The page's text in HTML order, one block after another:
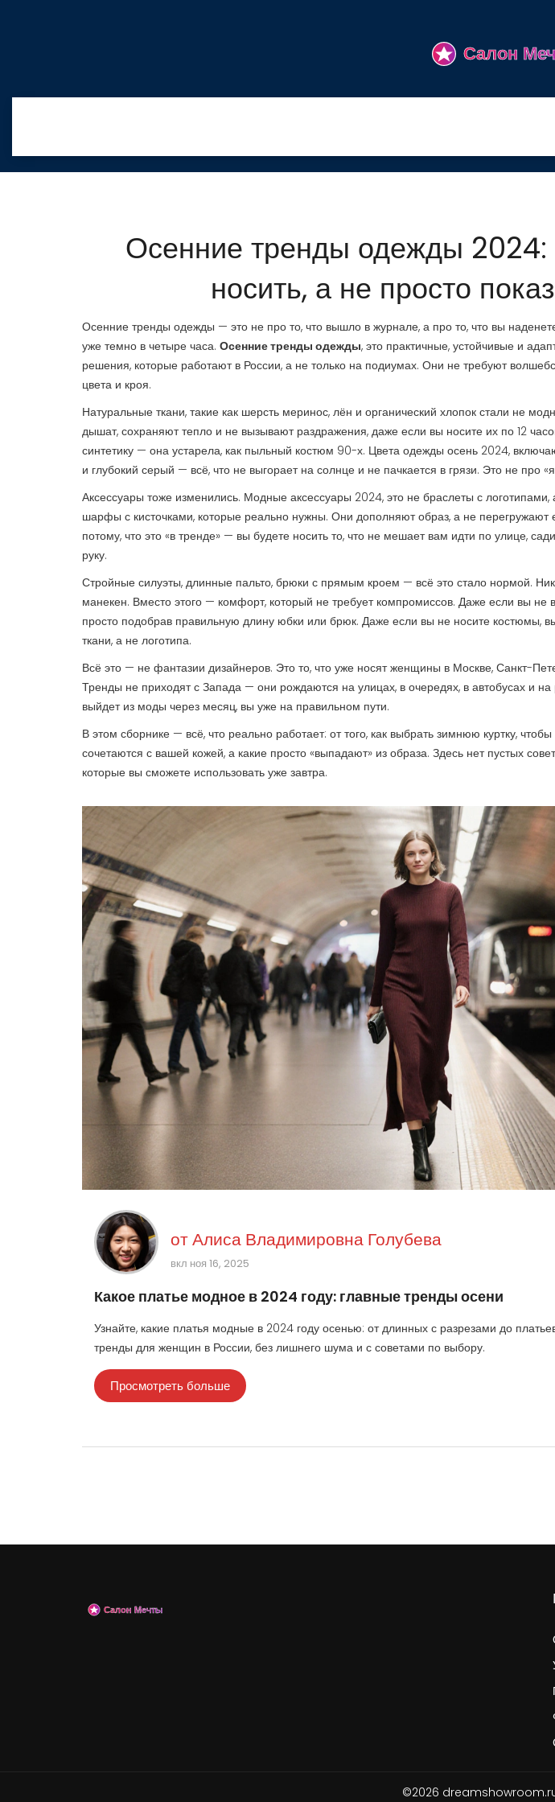
Осенние тренды одежды 2024:
носить, а не просто
Осенние тренды одежды — это не про то, что вышло в журнале, а про то, что вы
уже темно в четыре часа. Осенние тренды одежды, это практичные, устойчивые и
решения, которые работают в России, а не только на подиумах. Они не требуют
цвета и кроя.
Натуральные ткани, такие как шерсть меринос, лён и органический хлопок стали не
дышат, сохраняют тепло и не вызывают раздражения, даже если вы носите их по 12
синтетику — она устарела, как пыльный костюм 90-х. Цвета одежды осень 2024,
и глубокий серый — всё, что не выгорает на солнце и не пачкается в грязи. Это не про
Аксессуары тоже изменились. Модные аксессуары 2024, это не браслеты с
шарфы с кисточками, которые реально нужны. Они дополняют образ, а не перегружают
потому, что это «в тренде» — вы будете носить то, что не мешает вам идти по улице,
руку.
Стройные силуэты, длинные пальто, брюки с прямым кроем — всё это стало нормой.
манекен. Вместо этого — комфорт, который не требует компромиссов. Даже если вы не
просто подобрав правильную длину юбки или брюк. Даже если вы не носите костюмы,
ткани, а не логотипа.
Всё это — не фантазии дизайнеров. Это то, что уже носят женщины в Москве, Санкт-
Тренды не приходят с Запада — они рождаются на улицах, в очередях, в автобусах и
выйдет из моды через месяц, вы уже на правильном пути.
В этом сборнике — всё, что реально работает: от того, как выбрать зимнюю куртку, чтобы
сочетаются с вашей кожей, а какие просто «выпадают» из образа. Здесь нет пустых
которые вы сможете использовать уже завтра.
отАлиса Владимировна Голубева
вкл ноя 16, 2025
Какое платье модное в 2024 году: главные тренды осени
Узнайте, какие платья модные в 2024 году осенью: от длинных с разрезами до
тренды для женщин в России, без лишнего шума и с советами по выбору.
Просмотреть больше
©2026